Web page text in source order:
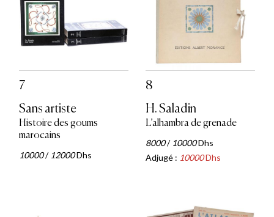
7
Sans artiste
Histoire des goums
marocains
10000/ 12000Dhs
8
H. Saladin
L’alhambra de grenade
8000/ 10000Dhs
Adjugé : 10000Dhs